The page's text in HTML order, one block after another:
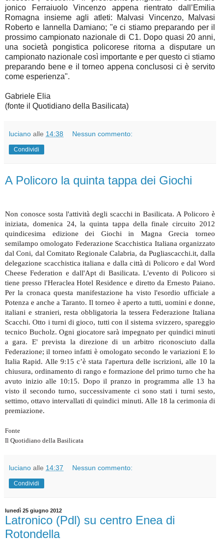
jonico Ferraiuolo Vincenzo appena rientrato dall’Emilia
Romagna insieme agli atleti: Malvasi Vincenzo, Malvasi
Roberto e Iannella Damiano; "e ci stiamo preparando per il
prossimo campionato nazionale di C1. Dopo quasi 20 anni,
una società pongistica policorese ritorna a disputare un
campionato nazionale così importante e per questo ci stiamo
preparando bene e il torneo appena conclusosi ci è servito
come esperienza".
Gabriele Elia
(fonte il Quotidiano della Basilicata)
luciano alle 14:38 Nessun commento:
Condividi
A Policoro la quinta tappa dei Giochi
Non conosce sosta l'attività degli scacchi in Basilicata. A Policoro è
iniziata, domenica 24, la quinta tappa della finale circuito 2012
quindicesima edizione dei Giochi in Magna Grecia torneo
semilampo omologato Federazione Scacchistica Italiana organizzato
dal Coni, dal Comitato Regionale Calabria, da Pugliascacchi.it, dalla
delegazione scacchistica italiana e dalla città di Policoro e dal Word
Cheese Federation e dall'Apt di Basilicata. L'evento di Policoro si
tiene presso l'Heraclea Hotel Residence e diretto da Ernesto Paiano.
Per la cronaca questa manifestazione ha visto l'esordio ufficiale a
Potenza e anche a Taranto. Il torneo è aperto a tutti, uomini e donne,
italiani e stranieri, resta obbligatoria la tessera Federazione Italiana
Scacchi. Otto i turni di gioco, tutti con il sistema svizzero, spareggio
tecnico Bucholz. Ogni giocatore sarà impegnato per quindici minuti
a gara. E' prevista la direzione di un arbitro riconosciuto dalla
Federazione; il torneo infatti è omologato secondo le variazioni E lo
Italia Rapid. Alle 9:15 c’è stata l'apertura delle iscrizioni, alle 10 la
chiusura, ordinamento di rango e formazione del primo turno che ha
avuto inizio alle 10:15. Dopo il pranzo in programma alle 13 ha
visto il secondo turno, successivamente ci sono stati i turni sesto,
settimo, ottavo intervallati di quindici minuti. Alle 18 la cerimonia di
premiazione.
Fonte
Il Quotidiano della Basilicata
luciano alle 14:37 Nessun commento:
Condividi
lunedì 25 giugno 2012
Latronico (Pdl) su centro Enea di
Rotondella